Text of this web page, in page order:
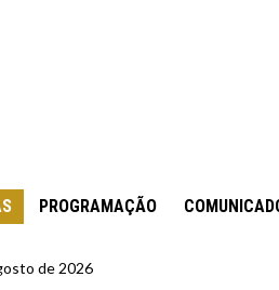
PROGRAMAÇÃO
de 2026